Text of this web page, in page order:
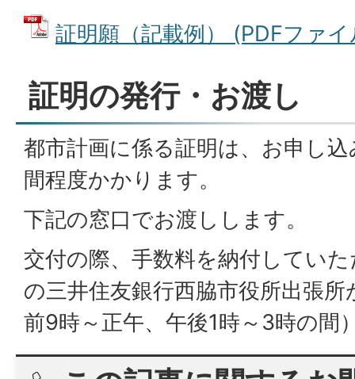
証明願（記載例） (PDFファ
証明の発行・お渡し
都市計画に係る証明は、お申し
間程度かかります。
下記の窓口でお渡しします。
交付の際、手数料を納付してい
の三井住友銀行西脇市役所出張
前9時～正午、午後1時～3時の間